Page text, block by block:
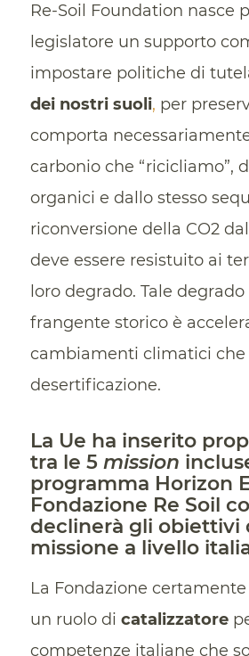
Re-Soil Foundation nasce
legislatore un supporto
impostare politiche di
dei nostri suoli, per
comporta
carbonio che “ricicliamo”,
organici e dallo stesso
riconversione della CO2
deve essere resistuito ai
loro degrado. Tale
frangente storico è
cambiamenti climatici che
desertificazione.
La Ue ha inserito
tra le 5 mission
programma Horizon
Fondazione Re Soil
declinerà gli obiettivi
missione a livello
La Fondazione
un ruolo di catalizzatore
competenze italiane che